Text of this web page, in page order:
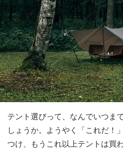
テント選びって、なんでいつま
しょうか。ようやく「これだ！
つけ、もうこれ以上テントは買